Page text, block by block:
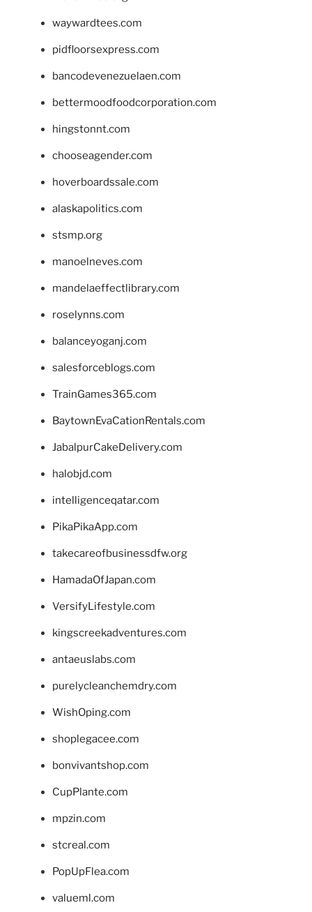
waywardtees.com
pidfloorsexpress.com
bancodevenezuelaen.com
bettermoodfoodcorporation.com
hingstonnt.com
chooseagender.com
hoverboardssale.com
alaskapolitics.com
stsmp.org
manoelneves.com
mandelaeffectlibrary.com
roselynns.com
balanceyoganj.com
salesforceblogs.com
TrainGames365.com
BaytownEvaCationRentals.com
JabalpurCakeDelivery.com
halobjd.com
intelligenceqatar.com
PikaPikaApp.com
takecareofbusinessdfw.org
HamadaOfJapan.com
VersifyLifestyle.com
kingscreekadventures.com
antaeuslabs.com
purelycleanchemdry.com
WishOping.com
shoplegacee.com
bonvivantshop.com
CupPlante.com
mpzin.com
stcreal.com
PopUpFlea.com
valueml.com